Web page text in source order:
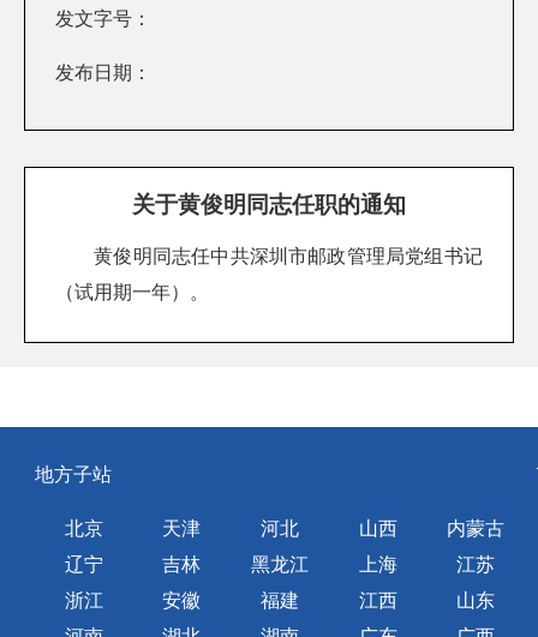
发文字号：
发布日期：
关于黄俊明同志任职的通知
黄俊明同志任中共深圳市邮政管理局党组书记
（试用期一年）。
地方子站
北京 天津 河北 山西
内蒙古
辽宁
吉林 黑龙江 上海
江苏
浙江
安徽 福建 江西
山东